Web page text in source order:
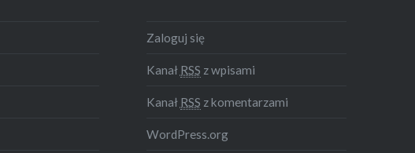
Zaloguj się
Kanał RSS z wpisami
Kanał RSS z komentarzami
WordPress.org